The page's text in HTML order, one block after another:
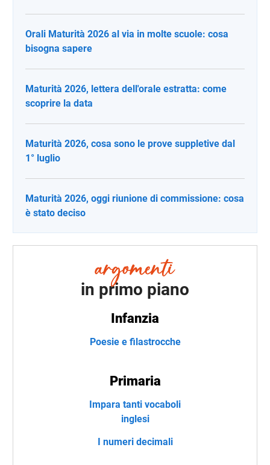
Orali Maturità 2026 al via in molte scuole: cosa
bisogna sapere
Maturità 2026, lettera dell'orale estratta: come
scoprire la data
Maturità 2026, cosa sono le prove suppletive dal
1° luglio
Maturità 2026, oggi riunione di commissione: cosa
è stato deciso
in primo piano
Infanzia
Poesie e filastrocche
Primaria
Impara tanti vocaboli
inglesi
I numeri decimali